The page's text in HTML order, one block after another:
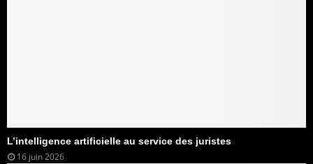
L’intelligence artificielle au service des juristes
16 juin 2026